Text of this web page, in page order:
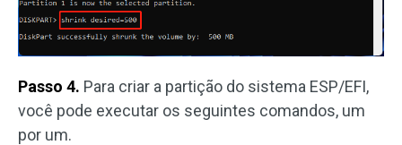
Passo 4. Para criar a partição do sistema ESP/EFI,
você pode executar os seguintes comandos, um
por um.